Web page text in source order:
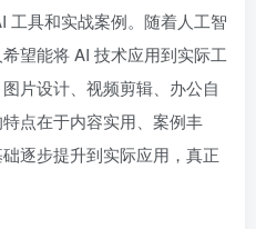
工具和实战案例。随着人工智
望能将 AI 技术应用到实际工
片设计、视频剪辑、办公自
点在于内容实用、案例丰
逐步提升到实际应用，真正